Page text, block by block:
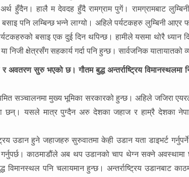
हुँदैन। हालै म देवदह हुँदै रामग्राम पुगें। रामग्रामबाट
पनि लम्बिन्छ भन्ने लाग्यो। अहिले पर्यटकहरु लुम्बिनी आएर
बसाइ एक दुई दिन थपिन्छ। हामीले यसमा थोरै
क्षेत्रसँग सहकार्य गर्दा पनि हुन्छ। सार्वजनिक
र अवतरण सुरु भएको छ। गौतम बुद्ध अन्तर्राष्ट्रिय विमानस्थलमा
सञ्चालनमा मुख्य भूमिका सरकारको हुन्छ। अहिले जजिरा
छन्। यसले मात्र पुग्दैन अरु देशका जहाज र हाम्रै देशका
उडान हुने जहाजहरु सुरुवातमा केही उडान यता डाइभर्ट
काठमाडौंले अब थप उडानको चाप थेग्न सक्ने अवस्थामा
विमानस्थल पनि चलायमान हुन्छ। अन्तर्राष्ट्रिय उडानबाट